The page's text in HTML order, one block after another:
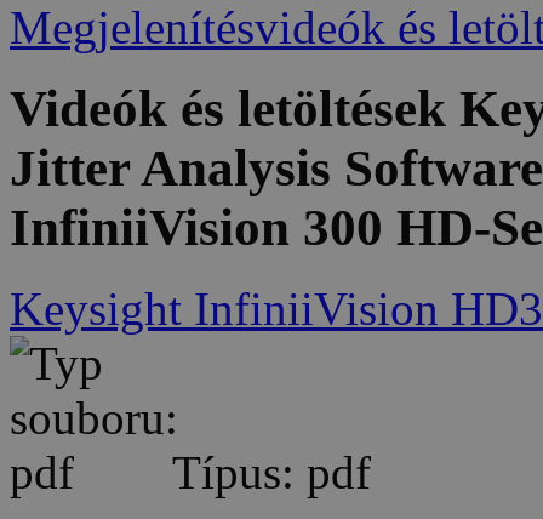
Megjelenítésvideók és
Videók és letöltések
Jitter Analysis
InfiniiVision 300 HD-
Keysight InfiniiVision HD3
Típus: pdf